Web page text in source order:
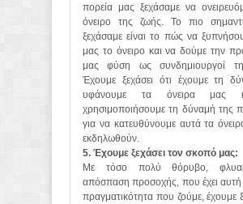
πορεία μας ξεχάσαμε να
όνειρο της ζωής. Το πιο
ξεχάσαμε είναι το πώς να
μας το όνειρο και να δούμε την
μας φύση ως συνδημιουργοί
Έχουμε ξεχάσει ότι έχουμε τη
υφάνουμε τα όνειρα μας
χρησιμοποιήσουμε τη δύναμή της
για να κατευθύνουμε αυτά τα
εκδηλωθούν.
5. Έχουμε ξεχάσει τον σκοπό μας:
Με τόσο πολύ θόρυβο,
απόσπαση προσοχής, που έχει
πραγματικότητα που ζούμε, έχουμε